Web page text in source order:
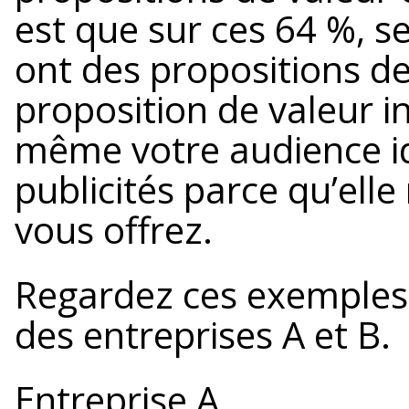
est que sur ces 64 %,
ont des propositions
proposition de valeur
même votre audience
publicités parce
vous offrez.
Regardez ces
des entreprises A et B.